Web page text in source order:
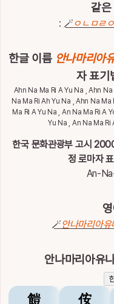
야
기
특
별
한
름
같은
: 🪄 ㅇㄴㅁㄹ
한글 이름 안나마리아
자 표기
Ahn Na Ma Ri A Yu Na , Ahn
Na Ma Ri Ah Yu Na , Ahn Na
Ma Ri A Yu Na , An Na Ma Ri A
Yu Na , An Na Ma Ri
한국 문화관광부 고시
정 로마자
An-
🪄안나마리아유
안나마리아유
䭓 侒